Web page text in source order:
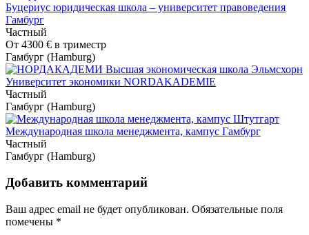
Буцериус юридическая школа – университет правоведения
Гамбург
Частный
От 4300 € в триместр
Гамбург (Hamburg)
Университет экономики NORDAKADEMIE
Частный
Гамбург (Hamburg)
Международная школа менеджмента, кампус Гамбург
Частный
Гамбург (Hamburg)
Добавить комментарий
Ваш адрес email не будет опубликован. Обязательные поля
помечены *